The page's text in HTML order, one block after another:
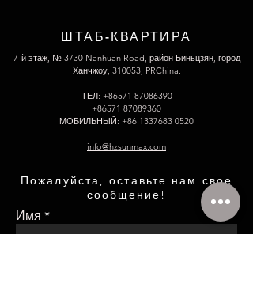
ШТАБ-КВАРТИРА
7-й этаж, № 3730 Nanhuan Road, район Биньцзян, город
Ханчжоу, 310053, PRChina.
ТЕЛ: +86571 87086390
+86571 87089360
МОБИЛЬНЫЙ: +86 1337683 0520
info@hzsunmax.com
Пожалуйста, оставьте нам свое
сообщение!
Имя